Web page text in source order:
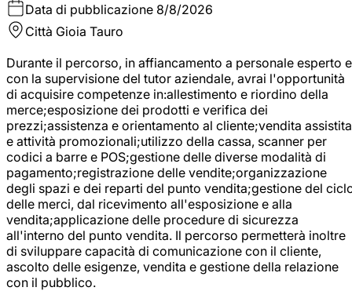
Data di pubblicazione 8/8/2026
Città Gioia Tauro
Durante il percorso, in affiancamento a personale esperto e
con la supervisione del tutor aziendale, avrai l'opportunità
di acquisire competenze in:allestimento e riordino della
merce;esposizione dei prodotti e verifica dei
prezzi;assistenza e orientamento al cliente;vendita assistita
e attività promozionali;utilizzo della cassa, scanner per
codici a barre e POS;gestione delle diverse modalità di
pagamento;registrazione delle vendite;organizzazione
degli spazi e dei reparti del punto vendita;gestione del
delle merci, dal ricevimento all'esposizione e alla
vendita;applicazione delle procedure di sicurezza
all'interno del punto vendita. Il percorso permetterà inoltre
di sviluppare capacità di comunicazione con il cliente,
ascolto delle esigenze, vendita e gestione della relazione
con il pubblico.